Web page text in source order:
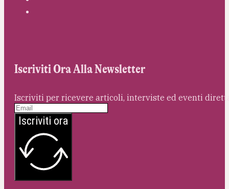
Iscriviti Ora Alla Newsletter
Iscriviti per ricevere articoli, interviste ed eventi
Iscriviti ora